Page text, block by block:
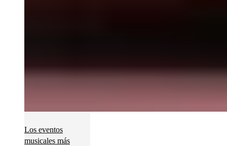
Los eventos
musicales más